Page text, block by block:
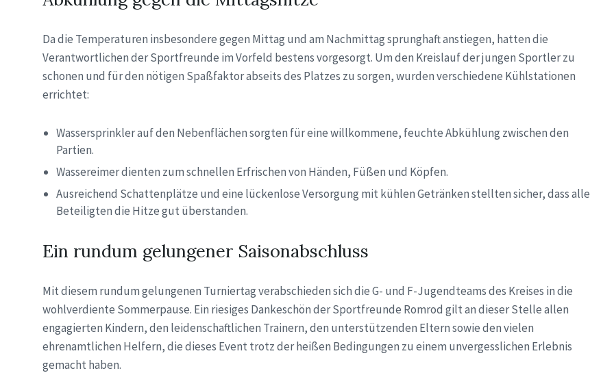
Da die Temperaturen insbesondere gegen Mittag und am Nachmittag sprunghaft anstiegen, hatten die
Verantwortlichen der Sportfreunde im Vorfeld bestens vorgesorgt. Um den Kreislauf der jungen Sportler zu
schonen und für den nötigen Spaßfaktor abseits des Platzes zu sorgen, wurden verschiedene Kühlstationen
errichtet:
Wassersprinkler auf den Nebenflächen sorgten für eine willkommene, feuchte Abkühlung zwischen den
Partien.
Wassereimer dienten zum schnellen Erfrischen von Händen, Füßen und Köpfen.
Ausreichend Schattenplätze und eine lückenlose Versorgung mit kühlen Getränken stellten sicher, dass alle
Beteiligten die Hitze gut überstanden.
Ein rundum gelungener Saisonabschluss
Mit diesem rundum gelungenen Turniertag verabschieden sich die G- und F-Jugendteams des Kreises in die
wohlverdiente Sommerpause. Ein riesiges Dankeschön der Sportfreunde Romrod gilt an dieser Stelle allen
engagierten Kindern, den leidenschaftlichen Trainern, den unterstützenden Eltern sowie den vielen
ehrenamtlichen Helfern, die dieses Event trotz der heißen Bedingungen zu einem unvergesslichen Erlebnis
gemacht haben.